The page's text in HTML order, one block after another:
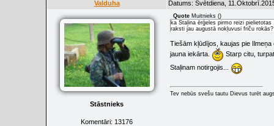
Valduha Datums: Svētdiena,
Stāstnieks
Komentāri: 13176
Quote Muitnieks ()
ka Staļina ērģeles pirmo reizi
raksti jau augustā nokļuvusi friču
Tiešām kļūdījos, kaujas pie
jauna iekārta.
Starp citu,
Staļinam notirgojis...
Tev nebūs svešu tautu Dievus turēt